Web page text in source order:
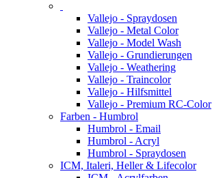
Vallejo - Spraydosen
Vallejo - Metal Color
Vallejo - Model Wash
Vallejo - Grundierungen
Vallejo - Weathering
Vallejo - Traincolor
Vallejo - Hilfsmittel
Vallejo - Premium RC-Color
Farben - Humbrol
Humbrol - Email
Humbrol - Acryl
Humbrol - Spraydosen
ICM, Italeri, Heller & Lifecolor